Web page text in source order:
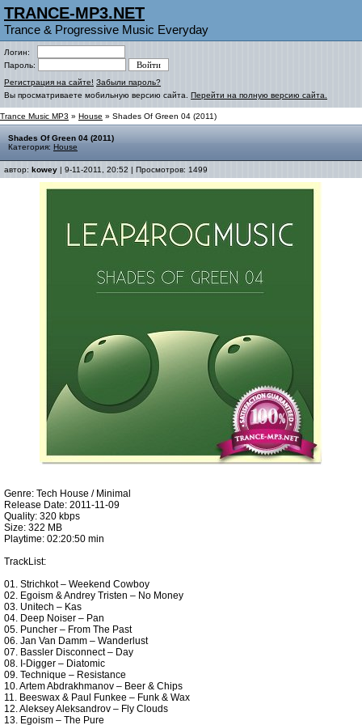
TRANCE-MP3.NET
Trance & Progressive Music Everyday
Логин:
Пароль:
Регистрация на сайте! Забыли пароль?
Вы просматриваете мобильную версию сайта. Перейти на полную версию сайта.
Trance Music MP3 » House » Shades Of Green 04 (2011)
Shades Of Green 04 (2011)
Категория: House
автор: kowey | 9-11-2011, 20:52 | Просмотров: 1499
Genre: Tech House / Minimal
Release Date: 2011-11-09
Quality: 320 kbps
Size: 322 MB
Playtime: 02:20:50 min
TrackList:
01. Strichkot – Weekend Cowboy
02. Egoism & Andrey Tristen – No Money
03. Unitech – Kas
04. Deep Noiser – Pan
05. Puncher – From The Past
06. Jan Van Damm – Wanderlust
07. Bassler Disconnect – Day
08. I-Digger – Diatomic
09. Technique – Resistance
10. Artem Abdrakhmanov – Beer & Chips
11. Beeswax & Paul Funkee – Funk & Wax
12. Aleksey Aleksandrov – Fly Clouds
13. Egoism – The Pure